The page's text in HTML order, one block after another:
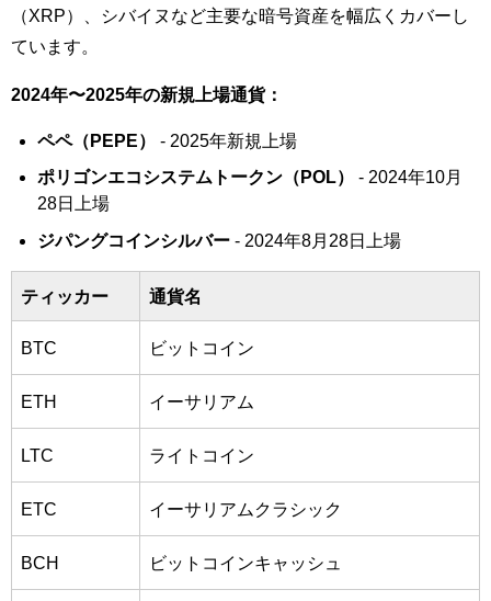
（XRP）、シバイヌなど主要な暗号資産を幅広くカバーし
ています。
2024年〜2025年の新規上場通貨：
ペペ（PEPE） - 2025年新規上場
ポリゴンエコシステムトークン（POL）
- 2024年10月
28日上場
ジパングコインシルバー - 2024年8月28日上場
ティッカー 通貨名
BTC ビットコイン
ETH イーサリアム
LTC ライトコイン
ETC イーサリアムクラシック
BCH ビットコインキャッシュ